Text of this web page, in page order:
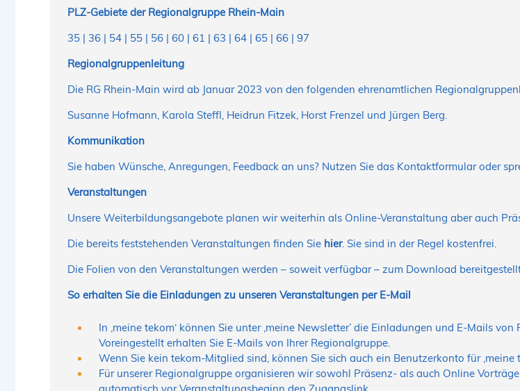
PLZ-Gebiete der Regionalgruppe Rhein-Main
35 | 36 | 54 | 55 | 56 | 60 | 61 | 63 | 64 | 65 | 66 | 97
Regionalgruppenleitung
Die RG Rhein-Main wird ab Januar 2023 von den folgenden ehrenamtlichen
Susanne Hofmann, Karola Steffl, Heidrun Fitzek, Horst Frenzel und Jürgen Berg.
Kommunikation
Sie haben Wünsche, Anregungen, Feedback an uns? Nutzen Sie das Kontaktformular oder
Veranstaltungen
Unsere Weiterbildungsangebote planen wir weiterhin als Online-Veranstaltung aber auch
Die bereits feststehenden Veranstaltungen finden Sie hier. Sie sind in der Regel kostenfrei.
Die Folien von den Veranstaltungen werden – soweit verfügbar – zum Download
So erhalten Sie die Einladungen zu unseren Veranstaltungen per E-Mail
In ‚meine tekom‘ können Sie unter ‚meine Newsletter’ die Einladungen und E-Mails
Voreingestellt erhalten Sie E-Mails von Ihrer Regionalgruppe.
Wenn Sie kein tekom-Mitglied sind, können Sie sich auch ein Benutzerkonto für ‚meine
Für unserer Regionalgruppe organisieren wir sowohl Präsenz- als auch Online
automatisch vor Veranstaltungsbeginn den Zugangslink.